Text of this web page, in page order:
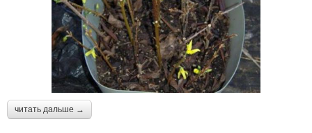
читать дальше →